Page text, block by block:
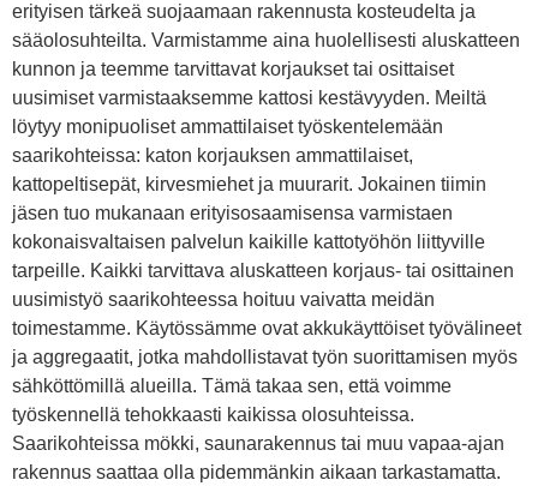
erityisen tärkeä suojaamaan rakennusta kosteudelta ja
sääolosuhteilta. Varmistamme aina huolellisesti aluskatteen
kunnon ja teemme tarvittavat korjaukset tai osittaiset
uusimiset varmistaaksemme kattosi kestävyyden. Meiltä
löytyy monipuoliset ammattilaiset työskentelemään
saarikohteissa: katon korjauksen ammattilaiset,
kattopeltisepät, kirvesmiehet ja muurarit. Jokainen tiimin
jäsen tuo mukanaan erityisosaamisensa varmistaen
kokonaisvaltaisen palvelun kaikille kattotyöhön liittyville
tarpeille. Kaikki tarvittava aluskatteen korjaus- tai osittainen
uusimistyö saarikohteessa hoituu vaivatta meidän
toimestamme. Käytössämme ovat akkukäyttöiset työvälineet
ja aggregaatit, jotka mahdollistavat työn suorittamisen myös
sähköttömillä alueilla. Tämä takaa sen, että voimme
työskennellä tehokkaasti kaikissa olosuhteissa.
Saarikohteissa mökki, saunarakennus tai muu vapaa-ajan
rakennus saattaa olla pidemmänkin aikaan tarkastamatta.